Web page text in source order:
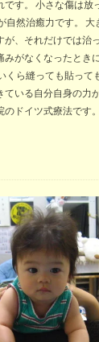
す。 小さな傷は放
自然治癒力です。
が、それだけでは治
みがなくなったとき
くら縫っても貼って
いる自分自身の力
ドイツ式療法です。